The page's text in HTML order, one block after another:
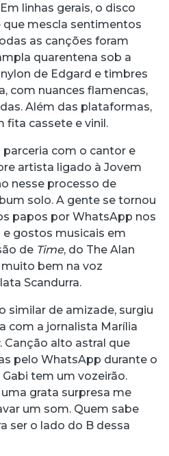
linhas gerais, o disco
mescla sentimentos
as canções foram
quarentena sob a
de Edgard e timbres
com nuances flamencas,
Além das plataformas,
fita cassete e vinil.
com o cantor e
artista ligado à Jovem
nesse processo de
solo. A gente se tornou
papos por WhatsApp nos
gostos musicais em
de Time, do The Alan
muito bem na voz
Scandurra.
similar de amizade, surgiu
com a jornalista Marília
. Canção alto astral que
pelo WhatsApp durante o
tem um vozeirão.
grata surpresa me
um som. Quem sabe
ser o lado do B dessa